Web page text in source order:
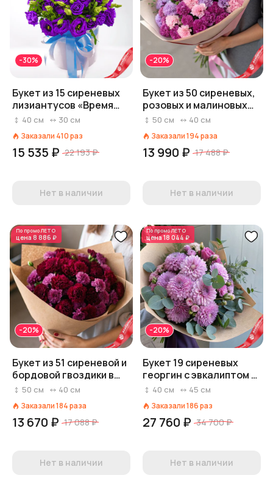
-30%
Букет из 15 сиреневых
лизиантусов «Время
есть»
40 см 30 см
Заказали 410раз
15 535 ₽ 22 193 ₽
Нет в наличии
-20%
Букет из 50 сиреневых,
розовых и малиновых
гвоздик в крафте
50 см 40 см
Заказали194раза
13 990 ₽ 17 488 ₽
Нет в наличии
По промоЛЕТО
цена 8 886 ₽
-20%
Букет из 51 сиреневой и
бордовой гвоздики в
крафте
50 см 40 см
Заказали184раза
13 670 ₽ 17 088 ₽
Нет в наличии
По промоЛЕТО
цена18 044 ₽
-20%
Букет 19 сиреневых
георгин с эвкалиптом в
крафте
40 см 45 см
Заказали186раз
27 760 ₽ 34 700 ₽
Нет в наличии